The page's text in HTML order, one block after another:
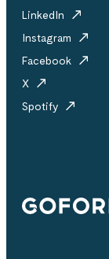
LinkedIn
Instagram
Facebook
X
Spotify
Gofore